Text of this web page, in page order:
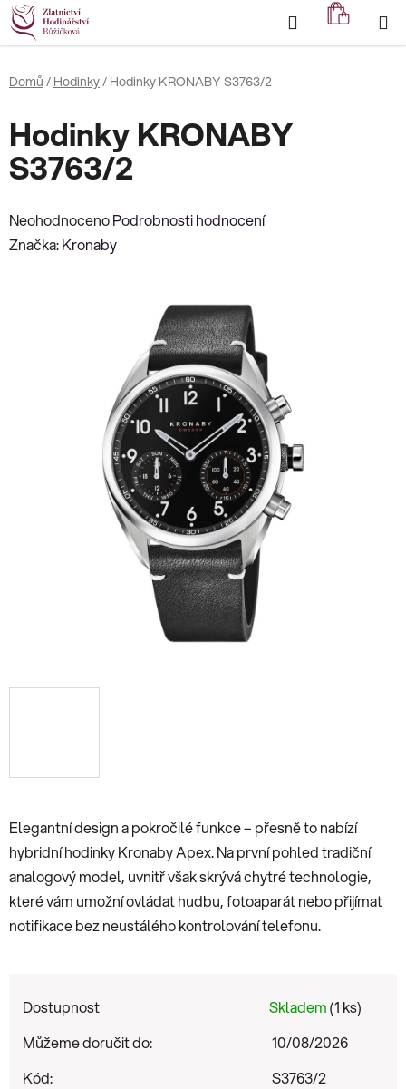
Přejít
na
obsah
Hledat
KOŠÍK
Domů / Hodinky/ Hodinky KRONABY S3763/2
Elegantní design a pokročilé funkce – přesně to nabízí
hybridní hodinky Kronaby Apex. Na první pohled tradiční
analogový model, uvnitř však skrývá chytré technologie,
které vám umožní ovládat hudbu, fotoaparát nebo přijímat
notifikace bez neustálého kontrolování telefonu.
Dostupnost Skladem(1 ks)
Můžeme doručit do:
10/08/2026
Kód:
S3763/2
Hodinky KRONABY
S3763/2
Průměrné
hodnocení
NeohodnocenoPodrobnosti hodnocení
Značka:Kronaby